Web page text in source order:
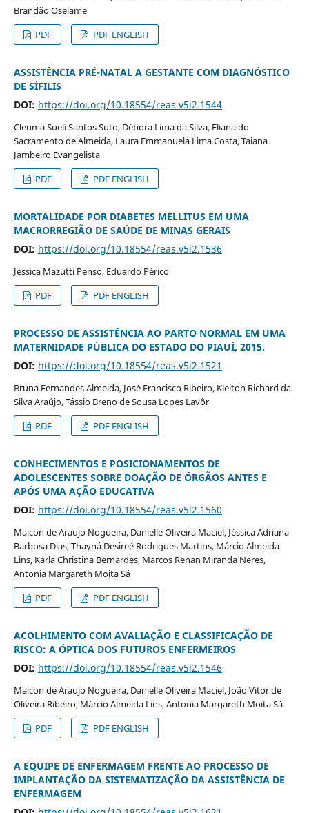
Brandão Oselame
PDF
PDF ENGLISH
ASSISTÊNCIA PRÉ-NATAL A GESTANTE COM DIAGNÓSTICO
DE SÍFILIS
DOI: https://doi.org/10.18554/reas.v5i2.1544
Cleuma Sueli Santos Suto, Débora Lima da Silva, Eliana do
Sacramento de Almeida, Laura Emmanuela Lima Costa, Taiana
Jambeiro Evangelista
PDF
PDF ENGLISH
MORTALIDADE POR DIABETES MELLITUS EM UMA
MACRORREGIÃO DE SAÚDE DE MINAS GERAIS
DOI: https://doi.org/10.18554/reas.v5i2.1536
Jéssica Mazutti Penso, Eduardo Périco
PDF
PDF ENGLISH
PROCESSO DE ASSISTÊNCIA AO PARTO NORMAL EM UMA
MATERNIDADE PÚBLICA DO ESTADO DO PIAUÍ, 2015.
DOI: https://doi.org/10.18554/reas.v5i2.1521
Bruna Fernandes Almeida, José Francisco Ribeiro, Kleiton Richard da
Silva Araújo, Tássio Breno de Sousa Lopes Lavôr
PDF
PDF ENGLISH
CONHECIMENTOS E POSICIONAMENTOS DE
ADOLESCENTES SOBRE DOAÇÃO DE ÓRGÃOS ANTES E
APÓS UMA AÇÃO EDUCATIVA
DOI: https://doi.org/10.18554/reas.v5i2.1560
Maicon de Araujo Nogueira, Danielle Oliveira Maciel, Jéssica Adriana
Barbosa Dias, Thayná Desireé Rodrigues Martins, Márcio Almeida
Lins, Karla Christina Bernardes, Marcos Renan Miranda Neres,
Antonia Margareth Moita Sá
PDF
PDF ENGLISH
ACOLHIMENTO COM AVALIAÇÃO E CLASSIFICAÇÃO DE
RISCO: A ÓPTICA DOS FUTUROS ENFERMEIROS
DOI: https://doi.org/10.18554/reas.v5i2.1546
Maicon de Araujo Nogueira, Danielle Oliveira Maciel, João Vitor de
Oliveira Ribeiro, Márcio Almeida Lins, Antonia Margareth Moita Sá
PDF
PDF ENGLISH
A EQUIPE DE ENFERMAGEM FRENTE AO PROCESSO DE
IMPLANTAÇÃO DA SISTEMATIZAÇÃO DA ASSISTÊNCIA DE
ENFERMAGEM